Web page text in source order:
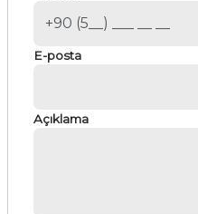
E-posta
Açıklama